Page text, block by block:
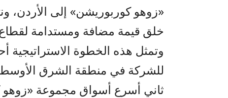
«زوهو كوربوريشن» إلى الأردن، و
خلق قيمة مضافة ومستدامة لقطاع
وتمثل هذه الخطوة
للشركة في منطقة الشرق
ثاني أسرع أسواق مجموعة